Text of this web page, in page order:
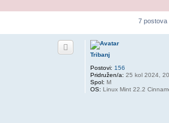
7 postova
Tribanj
Postovi: 156
Pridružen/a: 25 kol 2024,
Spol: M
OS: Linux Mint 22.2